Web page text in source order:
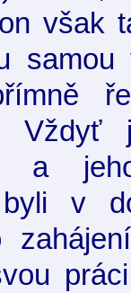
však
samou
a
byli v